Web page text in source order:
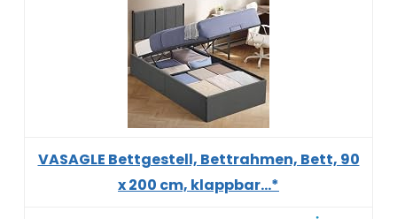
VASAGLE Bettgestell, Bettrahmen, Bett, 90
x 200 cm, klappbar...*